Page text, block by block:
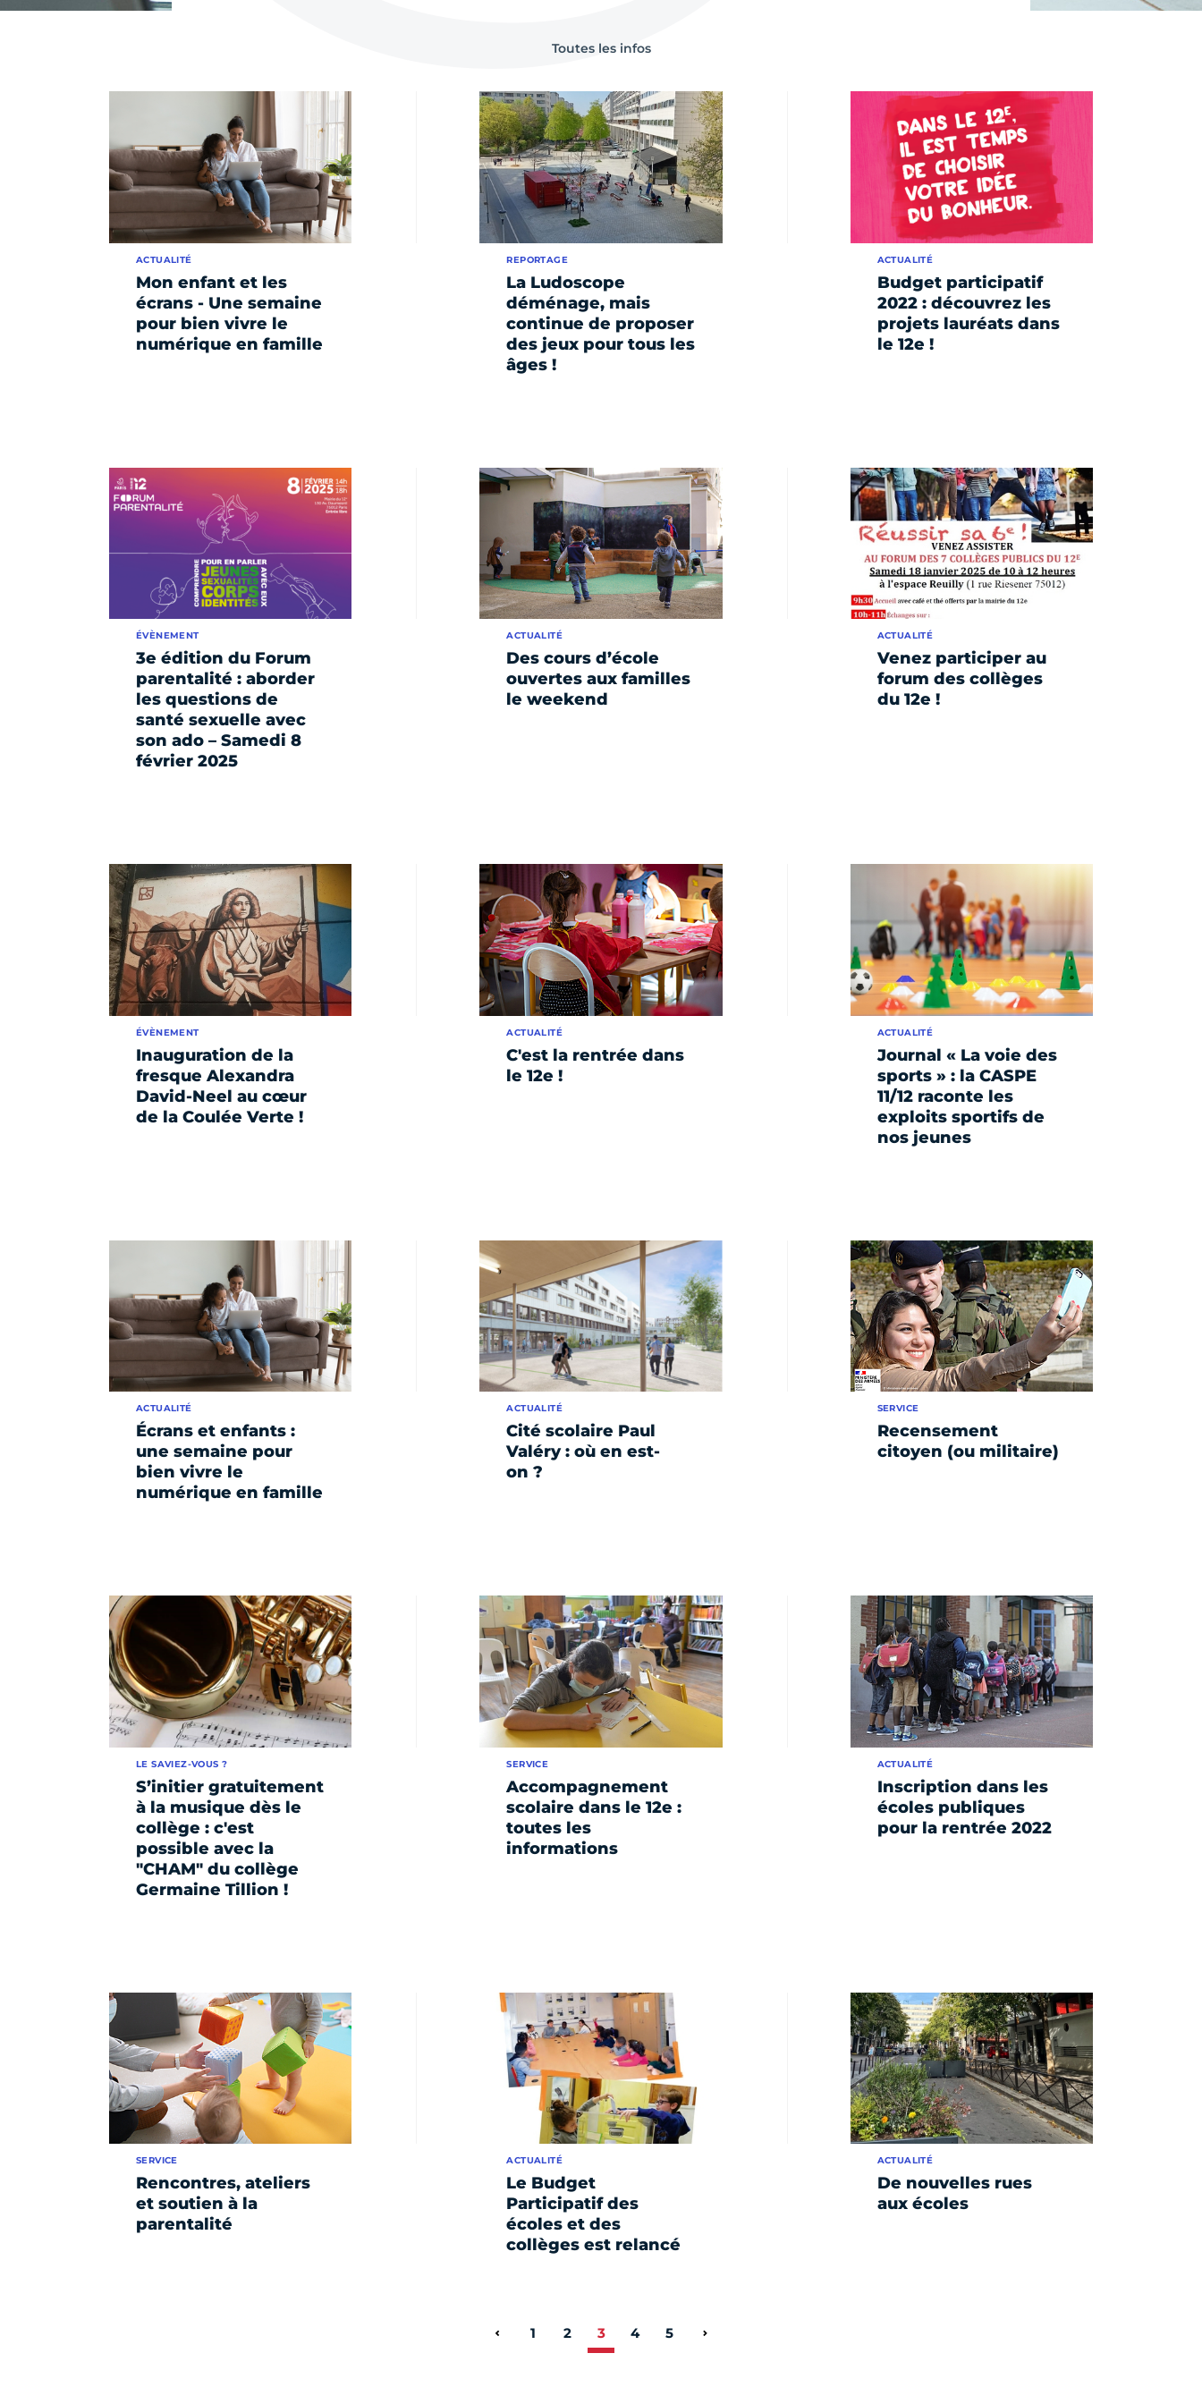
Toutes les infos
Mon enfant et les
écrans - Une semaine
pour bien vivre le
numérique en famille
ACTUALITÉ
La Ludoscope
déménage, mais
continue de proposer
des jeux pour tous les
âges !
REPORTAGE
Budget participatif
2022 : découvrez les
projets lauréats dans
le 12e !
ACTUALITÉ
3e édition du Forum
parentalité : aborder
les questions de
santé sexuelle avec
son ado – Samedi 8
février 2025
ÉVÈNEMENT
Des cours d’école
ouvertes aux familles
le weekend
ACTUALITÉ
Venez participer au
forum des collèges
du 12e !
ACTUALITÉ
Inauguration de la
fresque Alexandra
David-Neel au cœur
de la Coulée Verte !
ÉVÈNEMENT
C'est la rentrée dans
le 12e !
ACTUALITÉ
Journal « La voie des
sports » : la CASPE
11/12 raconte les
exploits sportifs de
nos jeunes
ACTUALITÉ
Écrans et enfants :
une semaine pour
bien vivre le
numérique en famille
ACTUALITÉ
Cité scolaire Paul
Valéry : où en est-
on ?
ACTUALITÉ
Recensement
citoyen (ou militaire)
SERVICE
S’initier gratuitement
à la musique dès le
collège : c'est
possible avec la
"CHAM" du collège
Germaine Tillion !
LE SAVIEZ-VOUS ?
Accompagnement
scolaire dans le 12e :
toutes les
informations
SERVICE
Inscription dans les
écoles publiques
pour la rentrée 2022
ACTUALITÉ
Rencontres, ateliers
et soutien à la
parentalité
SERVICE
Le Budget
Participatif des
écoles et des
collèges est relancé
ACTUALITÉ
De nouvelles rues
aux écoles
ACTUALITÉ
Page précédente
1 2 3 4 5 Page suivante